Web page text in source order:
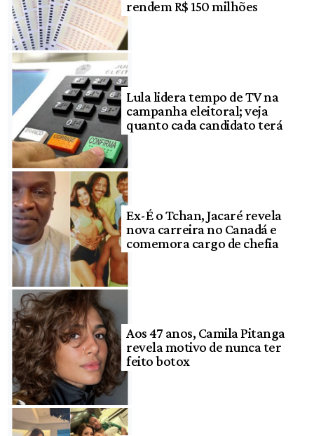
rendem R$ 150 milhões
Lula lidera tempo de TV na
campanha eleitoral; veja
quanto cada candidato terá
Ex-É o Tchan, Jacaré revela
nova carreira no Canadá e
comemora cargo de chefia
Aos 47 anos, Camila Pitanga
revela motivo de nunca ter
feito botox